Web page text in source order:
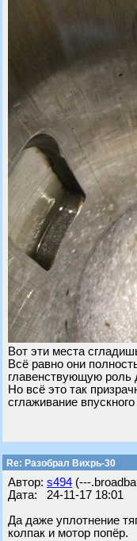
Вот эти места
Всё равно они
главенствующую роль
Но всё это так
сглаживание
Re: Разобрал Вихрь-30
Автор: s494 (---
Дата: 24-11-17 18:01
Да даже уплотнение
колпак и мотор попёр.